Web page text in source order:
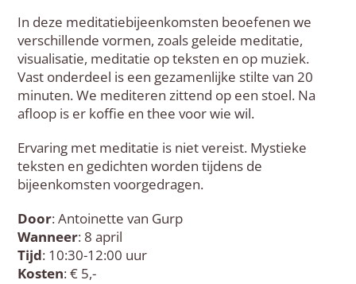
In deze meditatiebijeenkomsten beoefenen we
verschillende vormen, zoals geleide meditatie,
visualisatie, meditatie op teksten en op muziek.
Vast onderdeel is een gezamenlijke stilte van 20
minuten. We mediteren zittend op een stoel. Na
afloop is er koffie en thee voor wie wil.
Ervaring met meditatie is niet vereist. Mystieke
teksten en gedichten worden tijdens de
bijeenkomsten voorgedragen.
Door: Antoinette van Gurp
Wanneer: 8 april
Tijd: 10:30-12:00 uur
Kosten: € 5,-